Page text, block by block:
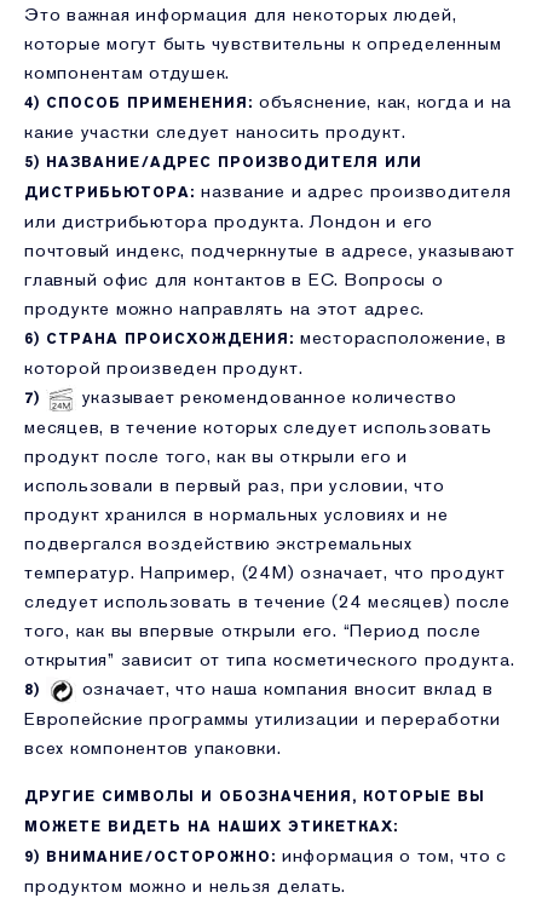
Это важная информация для некоторых людей,
которые могут быть чувствительны к определенным
компонентам отдушек.
4) СПОСОБ ПРИМЕНЕНИЯ: объяснение, как, когда и на
какие участки следует наносить продукт.
5) НАЗВАНИЕ/АДРЕС ПРОИЗВОДИТЕЛЯ ИЛИ
ДИСТРИБЬЮТОРА: название и адрес производителя
или дистрибьютора продукта. Лондон и его
почтовый индекс, подчеркнутые в адресе, указывают
главный офис для контактов в ЕС. Вопросы о
продукте можно направлять на этот адрес.
6) СТРАНА ПРОИСХОЖДЕНИЯ: месторасположение, в
которой произведен продукт.
7)
указывает рекомендованное количество
месяцев, в течение которых следует использовать
продукт после того, как вы открыли его и
использовали в первый раз, при условии, что
продукт хранился в нормальных условиях и не
подвергался воздействию экстремальных
температур. Например, (24M) означает, что продукт
следует использовать в течение (24 месяцев) после
того, как вы впервые открыли его. “Период после
открытия” зависит от типа косметического продукта.
8)
означает, что наша компания вносит вклад в
Европейские программы утилизации и переработки
всех компонентов упаковки.
ДРУГИЕ СИМВОЛЫ И ОБОЗНАЧЕНИЯ, КОТОРЫЕ ВЫ
МОЖЕТЕ ВИДЕТЬ НА НАШИХ ЭТИКЕТКАХ:
9) ВНИМАНИЕ/ОСТОРОЖНО: информация о том, что с
продуктом можно и нельзя делать.